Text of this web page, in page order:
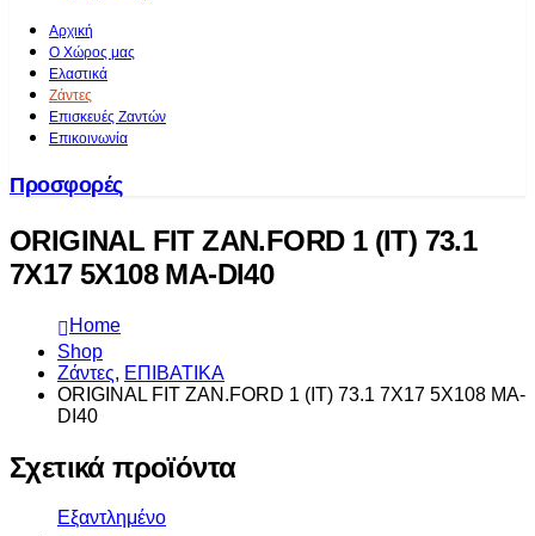
Αρχική
Ο Χώρος μας
Ελαστικά
Ζάντες
Επισκευές Ζαντών
Επικοινωνία
Προσφορές
ORIGINAL FIT ZAN.FORD 1 (IT) 73.1
7X17 5X108 MA-DI40
Home
Shop
Ζάντες, ΕΠΙΒΑΤΙΚΑ
ORIGINAL FIT ZAN.FORD 1 (IT) 73.1 7X17 5X108 MA-
DI40
Σχετικά προϊόντα
Εξαντλημένο